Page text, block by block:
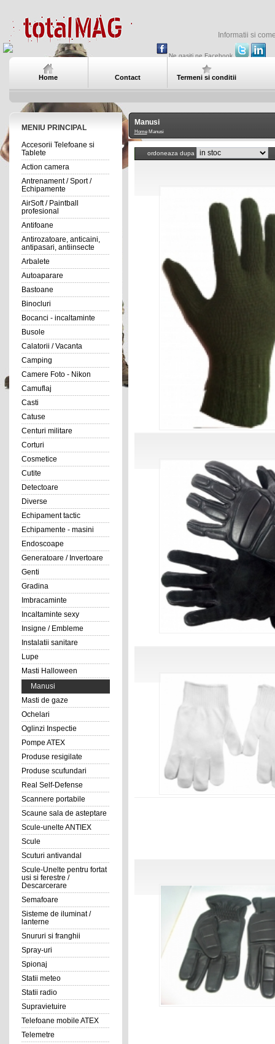
Informatii si
Ne gasiti pe Facebook
Home Contact Termeni si conditii
MENIU PRINCIPAL
Accesorii Telefoane si
Tablete
Action camera
Antrenament / Sport /
Echipamente
AirSoft / Paintball
profesional
Antifoane
Antirozatoare, anticaini,
antipasari, antiinsecte
Arbalete
Autoaparare
Bastoane
Binocluri
Bocanci - incaltaminte
Busole
Calatorii / Vacanta
Camping
Camere Foto - Nikon
Camuflaj
Casti
Catuse
Centuri militare
Corturi
Cosmetice
Cutite
Detectoare
Diverse
Echipament tactic
Echipamente - masini
Endoscoape
Generatoare / Invertoare
Genti
Gradina
Imbracaminte
Incaltaminte sexy
Insigne / Embleme
Instalatii sanitare
Lupe
Masti Halloween
Manusi
Masti de gaze
Ochelari
Oglinzi Inspectie
Pompe ATEX
Produse resigilate
Produse scufundari
Real Self-Defense
Scannere portabile
Scaune sala de asteptare
Scule-unelte ANTIEX
Scule
Scuturi antivandal
Scule-Unelte pentru fortat
usi si ferestre /
Descarcerare
Semafoare
Sisteme de iluminat /
lanterne
Snururi si franghii
Spray-uri
Spionaj
Statii meteo
Statii radio
Supravietuire
Telefoane mobile ATEX
Telemetre
Manusi
HomeManusi
ordoneaza dupa